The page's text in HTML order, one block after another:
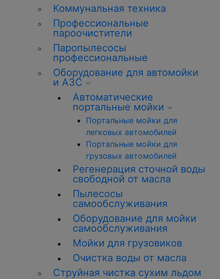
Коммунальная техника
Профессиональные
пароочистители
Паропылесосы
профессиональные
Оборудование для автомойки
и АЗС
Автоматические
портальные мойки
Портальные мойки для
легковых автомобилей
Портальные мойки для
грузовых автомобилей
Регенерация сточной воды
свободной от масла
Пылесосы
самообслуживания
Оборудование для мойки
самообслуживания
Мойки для грузовиков
Очистка воды от масла
Струйная чистка сухим льдом